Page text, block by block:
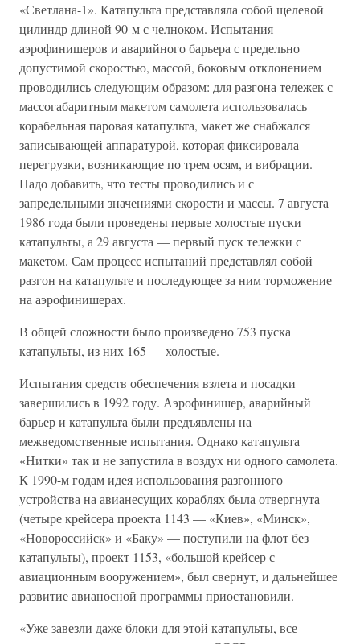
«Светлана-1». Катапульта представляла собой щелевой
цилиндр длиной 90 м с челноком. Испытания
аэрофинишеров и аварийного барьера с предельно
допустимой скоростью, массой, боковым отклонением
проводились следующим образом: для разгона тележек с
массогабаритным макетом самолета использовалась
корабельная паровая катапульта, макет же снабжался
записывающей аппаратурой, которая фиксировала
перегрузки, возникающие по трем осям, и вибрации.
Надо добавить, что тесты проводились и с
запредельными значениями скорости и массы. 7 августа
1986 года были проведены первые холостые пуски
катапульты, а 29 августа — первый пуск тележки с
макетом. Сам процесс испытаний представлял собой
разгон на катапульте и последующее за ним торможение
на аэрофинишерах.
В общей сложности было произведено 753 пуска
катапульты, из них 165 — холостые.
Испытания средств обеспечения взлета и посадки
завершились в 1992 году. Аэрофинишер, аварийный
барьер и катапульта были предъявлены на
межведомственные испытания. Однако катапульта
«Нитки» так и не запустила в воздух ни одного самолета.
К 1990-м годам идея использования разгонного
устройства на авианесущих кораблях была отвергнута
(четыре крейсера проекта 1143 — «Киев», «Минск»,
«Новороссийск» и «Баку» — поступили на флот без
катапульты), проект 1153, «большой крейсер с
авиационным вооружением», был свернут, и дальнейшее
развитие авианосной программы приостановили.
«Уже завезли даже блоки для этой катапульты, все